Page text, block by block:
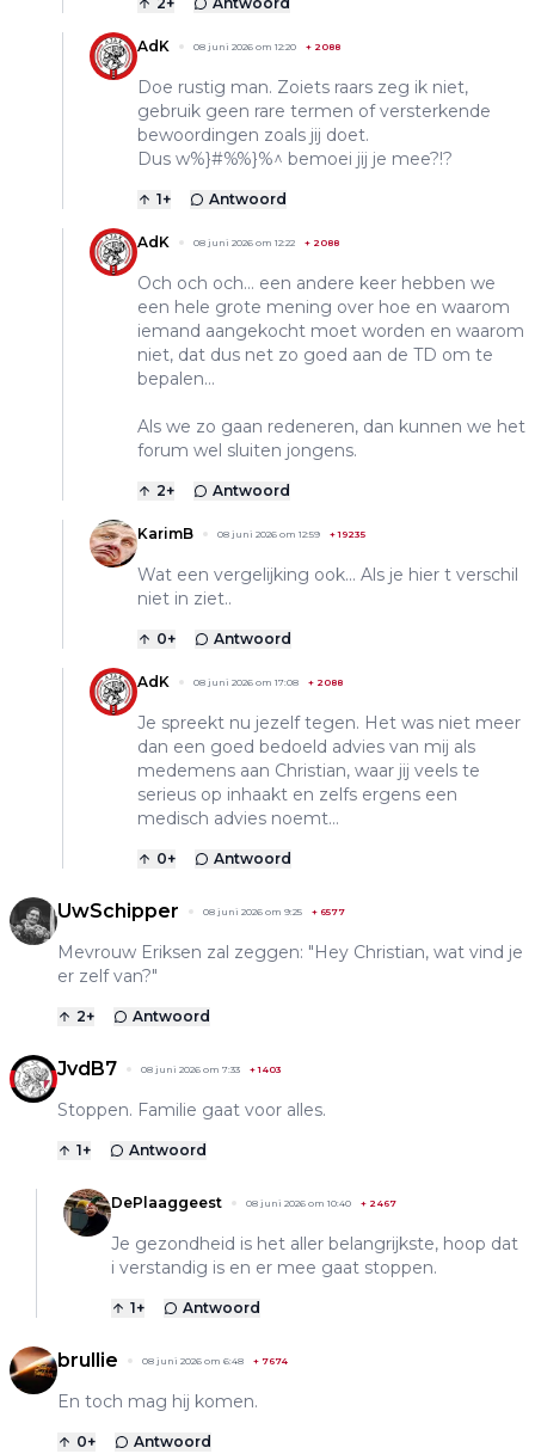
AdK 08 juni 2026 om 12:20 + 2088
Doe rustig man. Zoiets raars zeg ik niet,
gebruik geen rare termen of versterkende
bewoordingen zoals jij doet.
Dus w%}#%%}%^ bemoei jij je mee?!?
1+ Antwoord
AdK 08 juni 2026 om 12:22 + 2088
Och och och… een andere keer hebben we
een hele grote mening over hoe en waarom
iemand aangekocht moet worden en waarom
niet, dat dus net zo goed aan de TD om te
bepalen…
Als we zo gaan redeneren, dan kunnen we het
forum wel sluiten jongens.
2+ Antwoord
KarimB 08 juni 2026 om 12:59 +19235
Wat een vergelijking ook... Als je hier t verschil
niet in ziet..
0+ Antwoord
AdK 08 juni 2026 om 17:08 + 2088
Je spreekt nu jezelf tegen. Het was niet meer
dan een goed bedoeld advies van mij als
medemens aan Christian, waar jij veels te
serieus op inhaakt en zelfs ergens een
medisch advies noemt…
0+ Antwoord
UwSchipper 08 juni 2026 om 9:25 + 6577
Mevrouw Eriksen zal zeggen: "Hey Christian, wat vind je
er zelf van?"
2+ Antwoord
JvdB7 08 juni 2026 om 7:33 +1403
Stoppen. Familie gaat voor alles.
1+ Antwoord
DePlaaggeest 08 juni 2026 om 10:40 + 2467
Je gezondheid is het aller belangrijkste, hoop dat
i verstandig is en er mee gaat stoppen.
1+ Antwoord
brullie 08 juni 2026 om 6:48 + 7674
En toch mag hij komen.
0+ Antwoord